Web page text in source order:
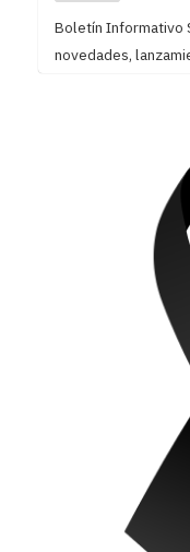
Boletín Informativo
novedades,